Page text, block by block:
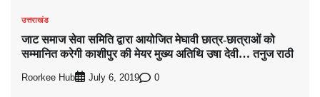
उत्तराखंड
जाट समाज सेवा समिति द्वारा आयोजित मेघावी छात्र-छात्राओं को
सम्मानित करेगी काशीपुर की मेयर मुख्य अतिथि उषा देवी… तनुज राठी
Roorkee Hub July 6, 2019 0